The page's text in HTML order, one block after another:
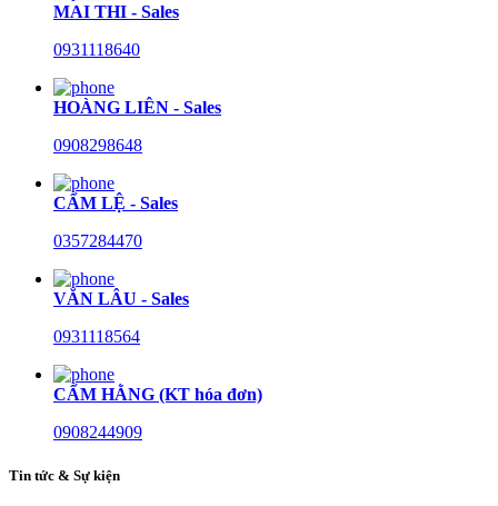
MAI THI - Sales
0931118640
HOÀNG LIÊN - Sales
0908298648
CẨM LỆ - Sales
0357284470
VĂN LÂU - Sales
0931118564
CẨM HẰNG (KT hóa đơn)
0908244909
Tin tức & Sự kiện